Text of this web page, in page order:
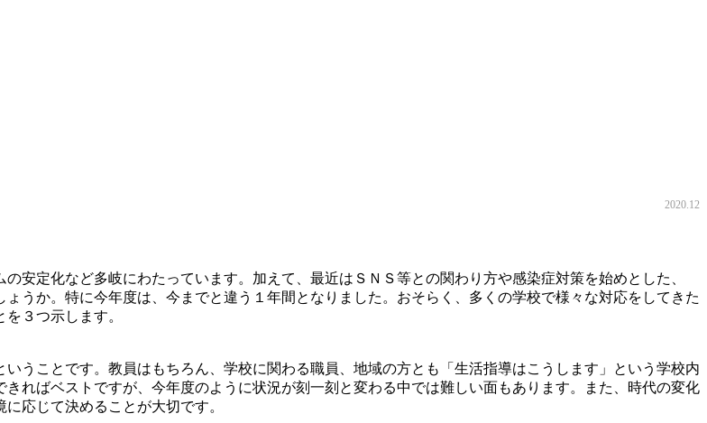
2020.12
定化など多岐にわたっています。加えて、最近はＳＮＳ等との関わり方や感染症対策を始めとした、
うか。特に今年度は、今までと違う１年間となりました。おそらく、多くの学校で様々な対応をしてきた
３つ示します。
うことです。教員はもちろん、学校に関わる職員、地域の方とも「生活指導はこうします」という学校内
ればベストですが、今年度のように状況が刻一刻と変わる中では難しい面もあります。また、時代の変化
応じて決めることが大切です。